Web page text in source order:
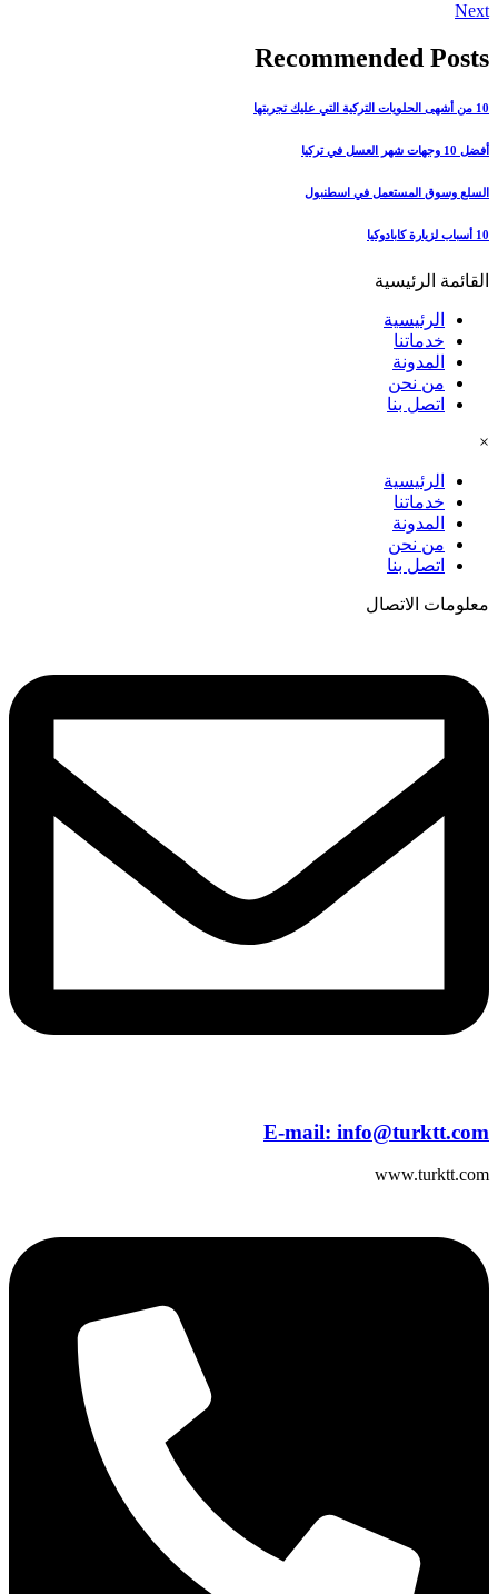
Next
Recommended Posts
10 من أشهى الحلويات التركية التي عليك تجربتها
أفضل 10 وجهات شهر العسل في تركيا
السلع وسوق المستعمل في اسطنبول
10 أسباب لزيارة كابادوكيا
القائمة الرئيسية
الرئيسية
خدماتنا
المدونة
من نحن
اتصل بنا
×
الرئيسية
خدماتنا
المدونة
من نحن
اتصل بنا
معلومات الاتصال
E-mail: info@turktt.com
www.turktt.com